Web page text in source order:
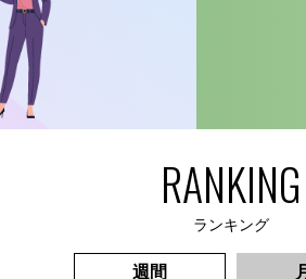
RANKING
ランキング
週間